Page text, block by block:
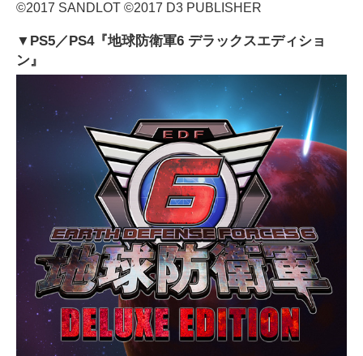
©2017 SANDLOT ©2017 D3 PUBLISHER
▼PS5／PS4『地球防衛軍6 デラックスエディショ
ン』